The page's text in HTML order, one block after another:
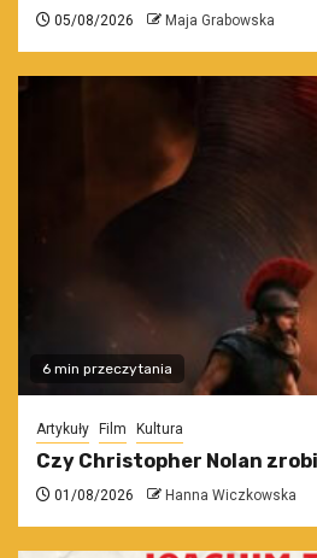
05/08/2026 Maja Grabowska
6 min przeczytania
Artykuły Film Kultura
Czy Christopher Nolan
01/08/2026 Hanna Wiczkowska